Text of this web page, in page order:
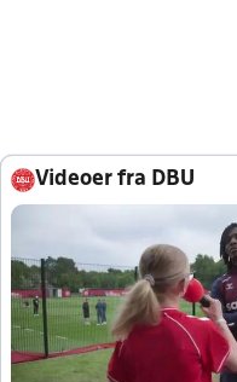
Videoer fra DBU